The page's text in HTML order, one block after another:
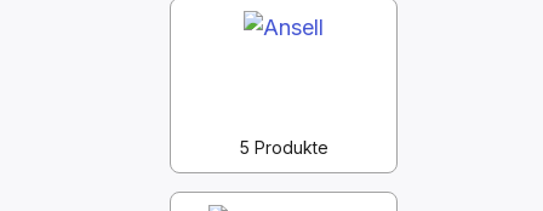
5 Produkte